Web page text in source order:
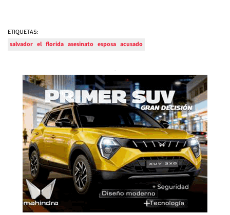
ETIQUETAS:
salvador el florida asesinato esposa acusado